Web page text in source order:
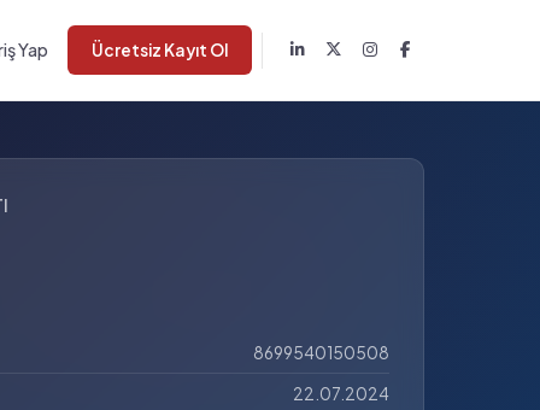
Yap Ücretsiz Kayıt Ol
8699540150508
22.07.2024